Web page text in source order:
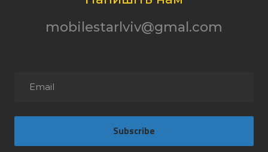
mobilestarlviv@gmal.com
Subscribe